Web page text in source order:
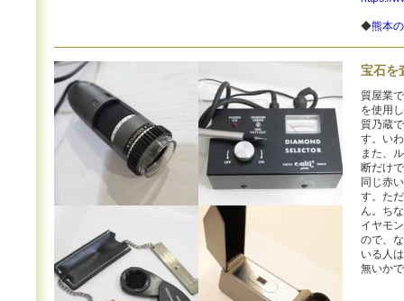
◆熊本
宝石を
質屋業
を使用
質乃蔵
す。い
また、
断だけ
同じ赤
す。た
ん。ち
イヤモ
ので、
いる人
無いか